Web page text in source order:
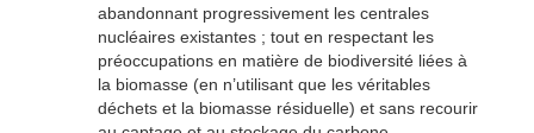
abandonnant progressivement les centrales
nucléaires existantes ; tout en respectant les
préoccupations en matière de biodiversité liées à
la biomasse (en n’utilisant que les véritables
déchets et la biomasse résiduelle) et sans recourir